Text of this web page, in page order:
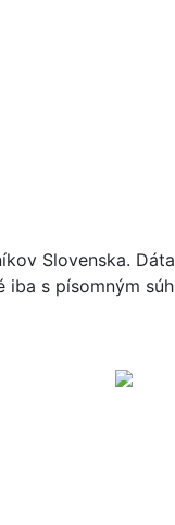
Slovenska.
s písomným